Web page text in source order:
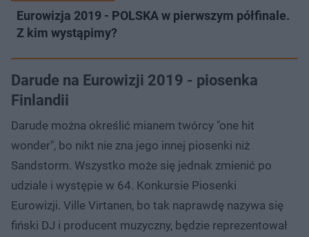
Eurowizja 2019 - POLSKA w pierwszym półfinale.
Z kim wystąpimy?
Darude na Eurowizji 2019 - piosenka
Finlandii
Darude można określić mianem twórcy "one hit
wonder", bo nikt nie zna jego innej piosenki niż
Sandstorm. Wszystko może się jednak zmienić po
udziale i występie w 64. Konkursie Piosenki
Eurowizji. Ville Virtanen, bo tak naprawdę nazywa się
fiński DJ i producent muzyczny, będzie reprezentował